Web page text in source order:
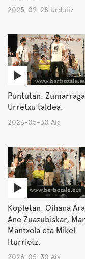
2025-09-28 Urduliz
Puntutan.
Urretxu taldea.
2026-05-30 Aia
Kopletan. Oihana
Ane Zuazubiskar,
Mantxola eta Mikel
Iturriotz.
2026-05-30 Aia